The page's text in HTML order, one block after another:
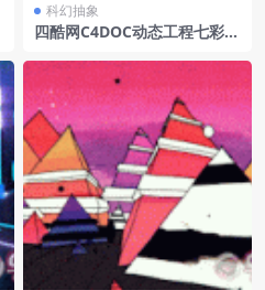
科幻抽象
四酷网C4DOC动态工程七彩溶